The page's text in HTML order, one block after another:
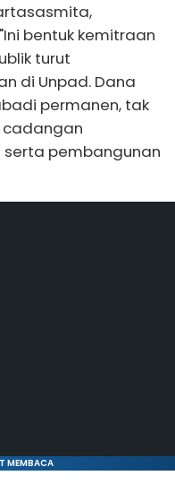
bentuk kemitraan
turut
di Unpad. Dana
permanen, tak
cadangan
serta pembangunan
MEMBACA